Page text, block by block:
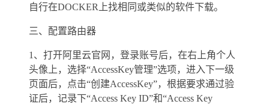
自行在DOCKER上找相同或类似的软件下载。
三、配置路由器
1、打开阿里云官网，登录账号后，在右上角个人
头像上，选择“AccessKey管理”选项，进入下一级
页面后，点击“创建AccessKey”，根据要求通过验
证后，记录下“Access Key ID”和“Access Key